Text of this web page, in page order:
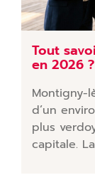
Tout
en 2026 ?
Montigny-
d’un
plus
capitale.